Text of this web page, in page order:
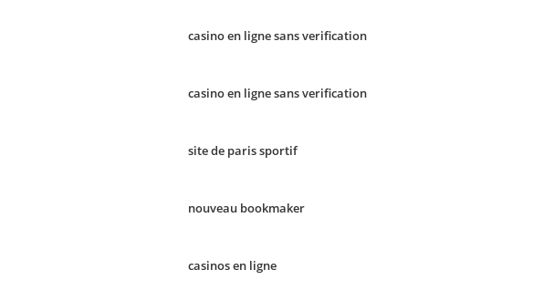
casino en ligne sans verification
casino en ligne sans verification
site de paris sportif
nouveau bookmaker
casinos en ligne